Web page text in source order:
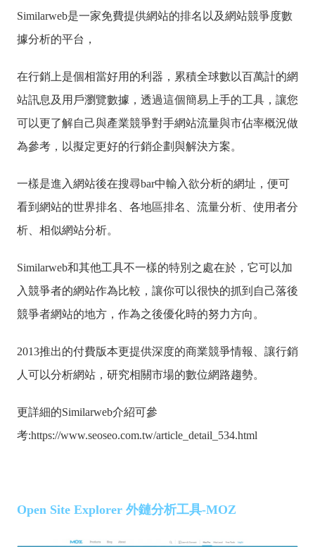
Similarweb是一家免費提供網站的排名以及網站競爭度數
據分析的平台，
在行銷上是個相當好用的利器，累積全球數以百萬計的網
站訊息及用戶瀏覽數據，透過這個簡易上手的工具，讓您
可以更了解自己與產業競爭對手網站流量與市佔率概況做
為參考，以擬定更好的行銷企劃與解決方案。
一樣是進入網站後在搜尋bar中輸入欲分析的網址，便可
看到網站的世界排名、各地區排名、流量分析、使用者分
析、相似網站分析。
Similarweb和其他工具不一樣的特別之處在於，它可以加
入競爭者的網站作為比較，讓你可以很快的抓到自己落後
競爭者網站的地方，作為之後優化時的努力方向。
2013推出的付費版本更提供深度的商業競爭情報、讓行銷
人可以分析網站，研究相關市場的數位網路趨勢。
更詳細的Similarweb介紹可參
考:https://www.seoseo.com.tw/article_detail_534.html
Open Site Explorer 外鏈分析工具-MOZ